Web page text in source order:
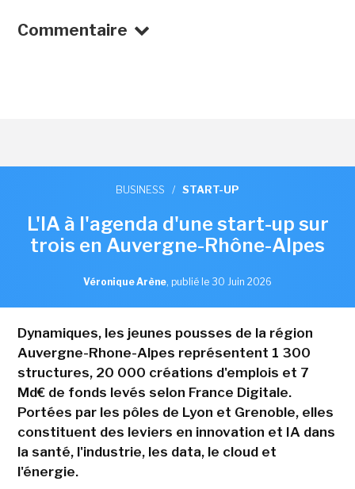
Commentaire
BUSINESS / START-UP
L'IA à l'agenda d'une start-up sur
trois en Auvergne-Rhône-Alpes
Véronique Arène, publié le 30 Juin 2026
Dynamiques, les jeunes pousses de la région
Auvergne-Rhone-Alpes représentent 1 300
structures, 20 000 créations d'emplois et 7
Md€ de fonds levés selon France Digitale.
Portées par les pôles de Lyon et Grenoble, elles
constituent des leviers en innovation et IA dans
la santé, l'industrie, les data, le cloud et
l'énergie.